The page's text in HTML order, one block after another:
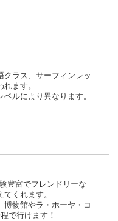
クラス、サーフィンレッ
ます。
ルにより異なります。
豊富でフレンドリーな
くれます。
博物館やラ・ホーヤ・コ
で行けます！